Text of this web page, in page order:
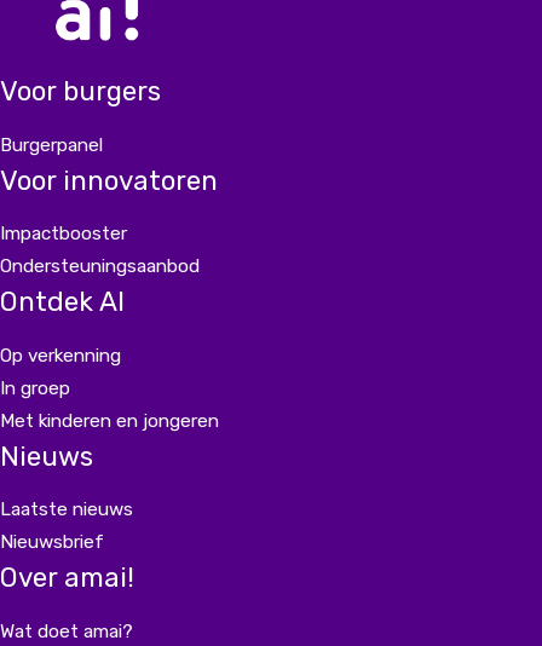
Voor burgers
Burgerpanel
Voor innovatoren
Impactbooster
Ondersteuningsaanbod
Ontdek AI
Op verkenning
In groep
Met kinderen en jongeren
Nieuws
Laatste nieuws
Nieuwsbrief
Over amai!
Wat doet amai?